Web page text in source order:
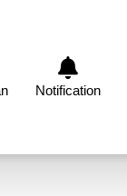
Notification